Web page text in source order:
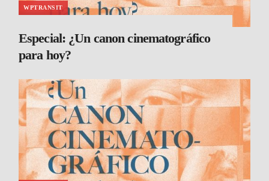
WPTRANSIT
Especial: ¿Un canon cinematográfico
para hoy?